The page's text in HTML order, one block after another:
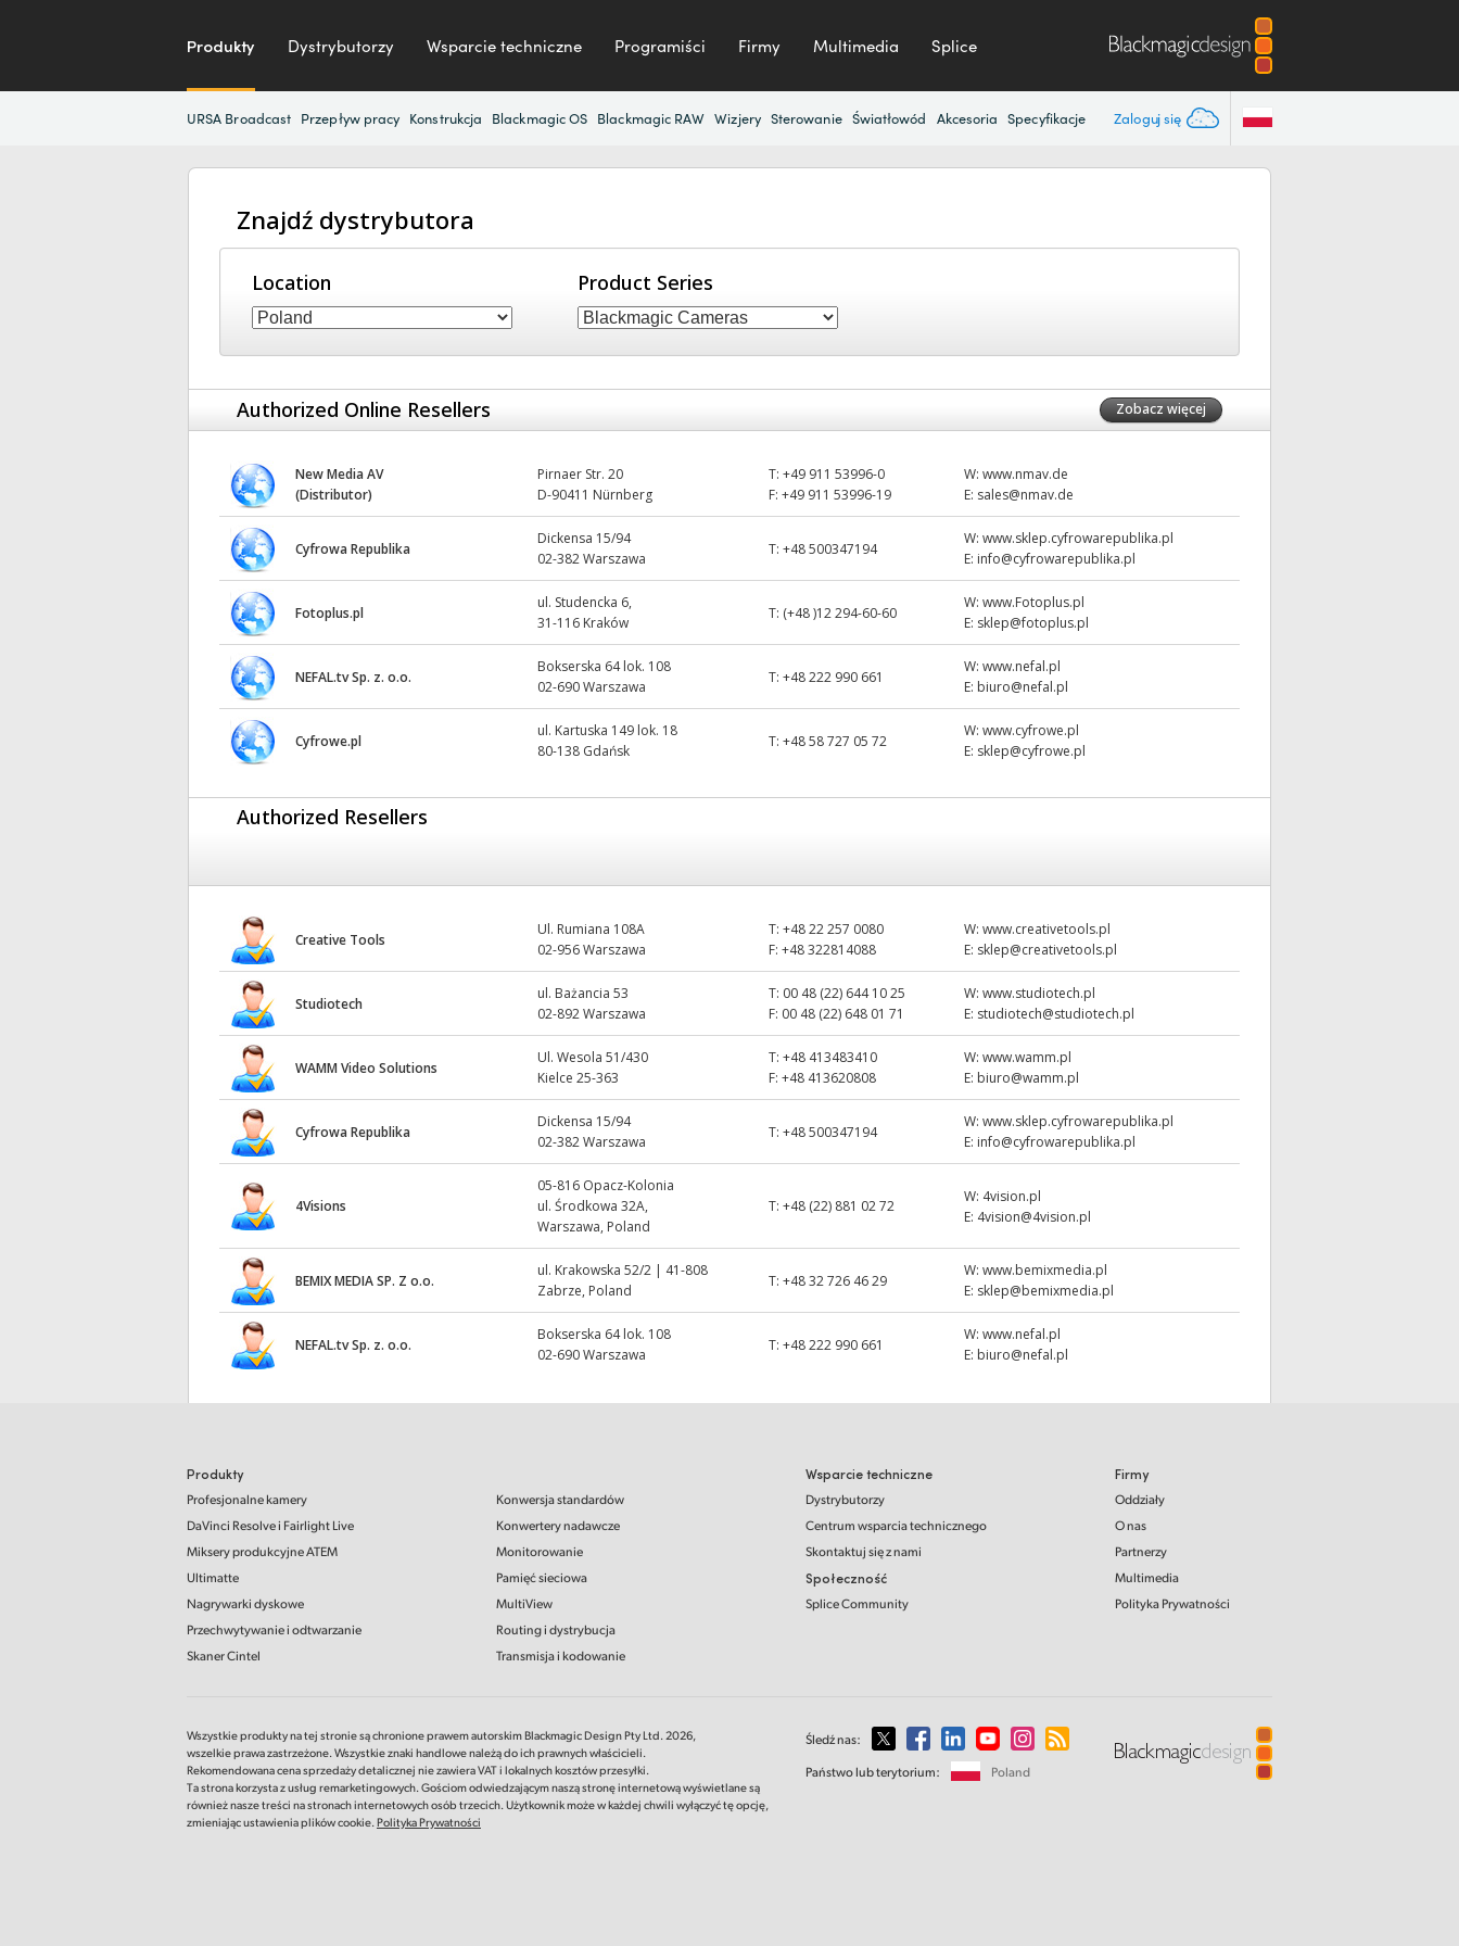
Produkty Dystrybutorzy Wsparcie techniczne Programiści Firmy Multimedia Splice
Zaloguj się
URSA Broadcast Przepływ pracy Konstrukcja Blackmagic OS Blackmagic RAW Wizjery Sterowanie Światłowód Akcesoria Specyfikacje
Znajdź dystrybutora
Location Product Series
Authorized Online Resellers Zobacz więcej
New Media AV
(Distributor)
Pirnaer Str. 20
D-90411 Nürnberg
T:+49 911 53996-0
F:+49 911 53996-19
W:www.nmav.de
E: sales@nmav.de
Cyfrowa Republika
Dickensa 15/94
02-382 Warszawa
T:+48 500347194
W:www.sklep.cyfrowarepublika.pl
E: info@cyfrowarepublika.pl
Fotoplus.pl
ul. Studencka 6,
31-116 Kraków
T: (+48 )12 294-60-60
W:www.Fotoplus.pl
E: sklep@fotoplus.pl
NEFAL.tv Sp. z. o.o.
Bokserska 64 lok. 108
02-690 Warszawa
T:+48 222 990 661
W:www.nefal.pl
E: biuro@nefal.pl
Cyfrowe.pl
ul. Kartuska 149 lok. 18
80-138 Gdańsk
T:+48 58 727 05 72
W:www.cyfrowe.pl
E: sklep@cyfrowe.pl
Authorized Resellers
Creative Tools
Ul. Rumiana 108A
02-956 Warszawa
T:+48 22 257 0080
F:+48 322814088
W:www.creativetools.pl
E: sklep@creativetools.pl
Studiotech
ul. Bażancia 53
02-892 Warszawa
T: 00 48 (22) 644 10 25
F: 00 48 (22) 648 01 71
W:www.studiotech.pl
E: studiotech@studiotech.pl
WAMM Video Solutions
Ul. Wesola 51/430
Kielce 25-363
T:+48 413483410
F:+48 413620808
W:www.wamm.pl
E: biuro@wamm.pl
Cyfrowa Republika
Dickensa 15/94
02-382 Warszawa
T:+48 500347194
W:www.sklep.cyfrowarepublika.pl
E: info@cyfrowarepublika.pl
4Visions
05-816 Opacz-Kolonia
ul. Środkowa 32A,
Warszawa, Poland
T:+48 (22) 881 02 72
W: 4vision.pl
E: 4vision@4vision.pl
BEMIX MEDIA SP. Z o.o.
ul. Krakowska 52/2 | 41-808
Zabrze, Poland
T:+48 32 726 46 29
W:www.bemixmedia.pl
E: sklep@bemixmedia.pl
NEFAL.tv Sp. z. o.o.
Bokserska 64 lok. 108
02-690 Warszawa
T:+48 222 990 661
W:www.nefal.pl
E: biuro@nefal.pl
Produkty
Profesjonalne kamery
DaVinci Resolvei Fairlight Live
Miksery produkcyjne ATEM
Ultimatte
Nagrywarki dyskowe
Przechwytywanie i odtwarzanie
Skaner Cintel
Konwersja standardów
Konwertery nadawcze
Monitorowanie
Pamięć sieciowa
MultiView
Routing i dystrybucja
Transmisja i kodowanie
Wsparcie techniczne
Dystrybutorzy
Centrum wsparcia technicznego
Skontaktuj się z nami
Społeczność
Splice Community
Firmy
Oddziały
O nas
Partnerzy
Multimedia
Polityka Prywatności
Wszystkie produkty na tej stronie są chronione prawem autorskim Blackmagic Design Pty Ltd. 2026,
wszelkie prawa zastrzeżone.Wszystkie znaki handlowe należą do ich prawnych właścicieli.
Rekomendowana cena sprzedaży detalicznej nie zawiera VAT i lokalnych kosztów przesyłki.
Ta strona korzysta z usług remarketingowych. Gościom odwiedzającym naszą stronę internetową wyświetlane są
również nasze treści na stronach internetowych osób trzecich. Użytkownik może w każdej chwili wyłączyć tę opcję,
zmieniając ustawienia plików cookie.Polityka Prywatności
Śledź nas:
Państwo lub terytorium:
Poland